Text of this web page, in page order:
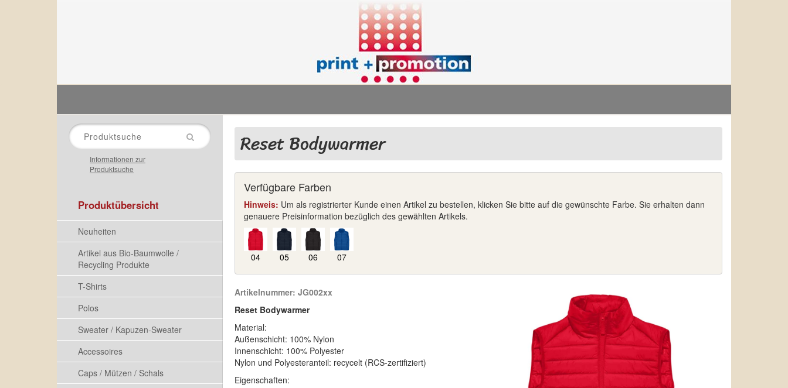
Informationen zur
Produktsuche
Produktübersicht
Neuheiten
Artikel aus Bio-Baumwolle /
Recycling Produkte
T-Shirts
Polos
Sweater / Kapuzen-Sweater
Accessoires
Caps / Mützen / Schals
Reset Bodywarmer
Verfügbare Farben
Hinweis: Um als registrierter Kunde einen Artikel zu bestellen, klicken Sie bitte auf die gewünschte Farbe. Sie erhalten dann
genauere Preisinformation bezüglich des gewählten Artikels.
04 05 06 07
Artikelnummer: JG002xx
Reset Bodywarmer
Material:
Außenschicht: 100% Nylon
Innenschicht: 100% Polyester
Nylon und Polyesteranteil: recycelt (RCS-zertifiziert)
Eigenschaften: